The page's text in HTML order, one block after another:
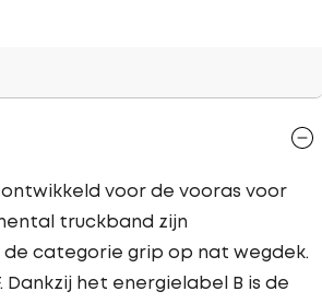
voor de vooras voor
truckband zijn
de categorie grip op nat wegdek.
het energielabel B is de